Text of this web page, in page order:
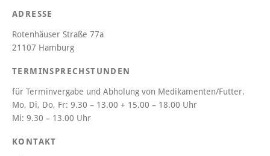
ADRESSE
Rotenhäuser Straße 77a
21107 Hamburg
TERMINSPRECHSTUNDEN
für Terminvergabe und Abholung von Medikamenten/Futter.
Mo, Di, Do, Fr: 9.30 – 13.00 + 15.00 – 18.00 Uhr
Mi: 9.30 – 13.00 Uhr
KONTAKT